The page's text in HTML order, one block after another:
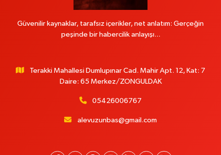
Güvenilir kaynaklar, tarafsız içerikler, net anlatım: Gerçeğin
peşinde bir habercilik anlayışı...
Terakki Mahallesi Dumlupınar Cad. Mahir Apt. 12, Kat: 7
Daire: 65 Merkez/ZONGULDAK
05426006767
alevuzunbas@gmail.com